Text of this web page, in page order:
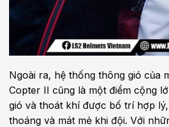
Ngoài ra, hệ thống thông gió của
Copter II cũng là một điểm cộng
gió và thoát khí được bố trí hợp
thoáng và mát mẻ khi đội. Với